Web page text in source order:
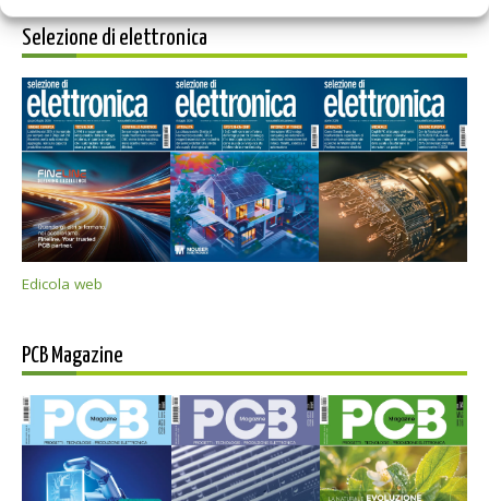
Selezione di elettronica
Edicola web
PCB Magazine